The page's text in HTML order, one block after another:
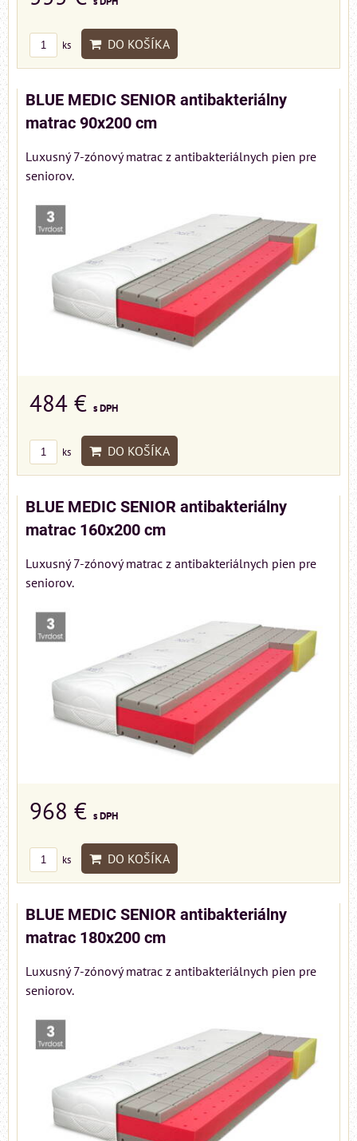
ks DO KOŠÍKA
BLUE MEDIC SENIOR antibakteriálny
matrac 90x200 cm
Luxusný 7-zónový matrac z antibakteriálnych pien pre
seniorov.
484 € s DPH
ks DO KOŠÍKA
BLUE MEDIC SENIOR antibakteriálny
matrac 160x200 cm
Luxusný 7-zónový matrac z antibakteriálnych pien pre
seniorov.
968 € s DPH
ks DO KOŠÍKA
BLUE MEDIC SENIOR antibakteriálny
matrac 180x200 cm
Luxusný 7-zónový matrac z antibakteriálnych pien pre
seniorov.